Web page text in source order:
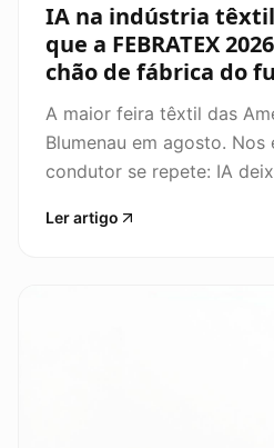
IA na indústria
que a FEBRATEX
chão de fábrica do
A maior feira têxtil das
Blumenau em agosto. Nos
condutor se repete: IA
real.
Ler artigo